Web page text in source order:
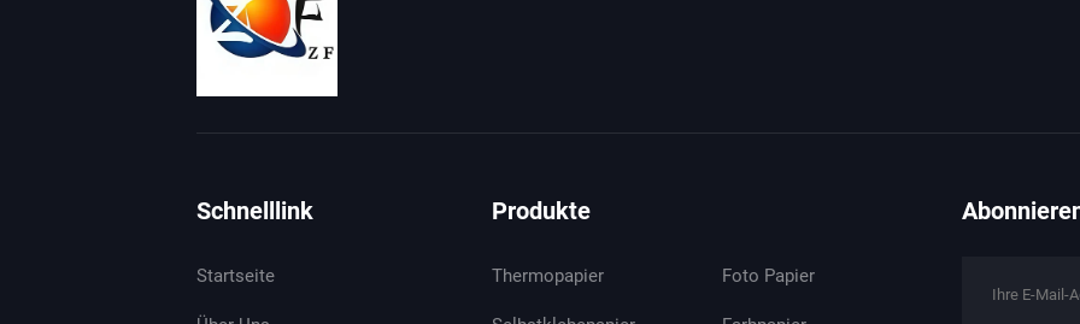
Schnelllink
Startseite
Produkte
Thermopapier Foto Papier